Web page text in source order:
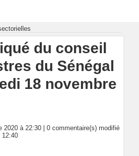
du conseil
du Sénégal
18 novembre
2020 à 22:30 | 0 commentaire(s) modifié
12:40